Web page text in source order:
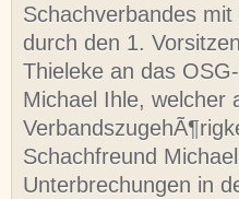
Schachverbandes mit
durch den 1.
Thieleke an das
Michael Ihle, welcher
Schachfreund
Unterbrechungen in